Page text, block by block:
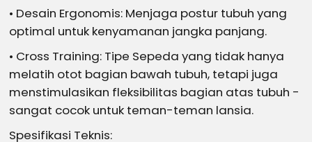
• Desain Ergonomis: Menjaga postur tubuh yang
optimal untuk kenyamanan jangka panjang.
• Cross Training: Tipe Sepeda yang tidak hanya
melatih otot bagian bawah tubuh, tetapi juga
menstimulasikan fleksibilitas bagian atas tubuh -
sangat cocok untuk teman-teman lansia.
Spesifikasi Teknis: